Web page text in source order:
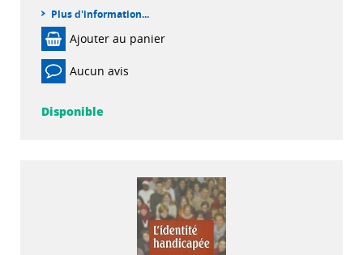
Plus d'information...
Ajouter au panier
Aucun avis
Disponible